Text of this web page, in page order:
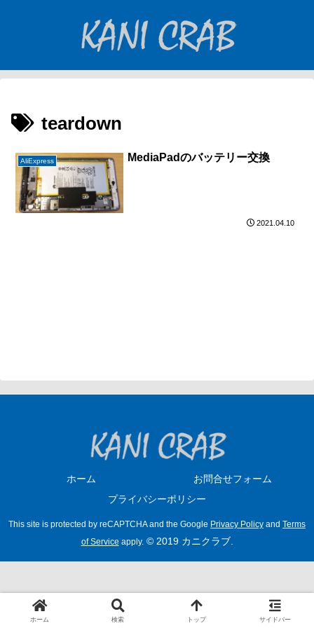
teardown
AliExpress MediaPadのバッテリー交換
2021.04.10
ホーム
お問合せフォーム
プライバシーポリシー
This site is protected by reCAPTCHA and the Google Privacy Policy and Terms
of Service apply. © 2019 カニクラブ.
ホーム 検索 トップ サイドバー